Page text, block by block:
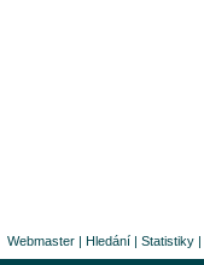
Webmaster | Hledání | Statistiky |